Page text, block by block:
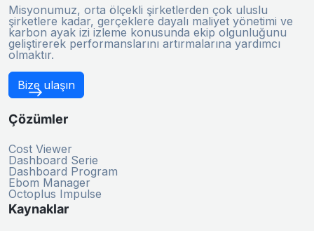
Misyonumuz, orta ölçekli şirketlerden çok uluslu
şirketlere kadar, gerçeklere dayalı maliyet yönetimi ve
karbon ayak izi izleme konusunda ekip olgunluğunu
geliştirerek performanslarını artırmalarına yardımcı
olmaktır.
Bize ulaşın
Çözümler
Cost Viewer
Dashboard Serie
Dashboard Program
Ebom Manager
Octoplus Impulse
Kaynaklar